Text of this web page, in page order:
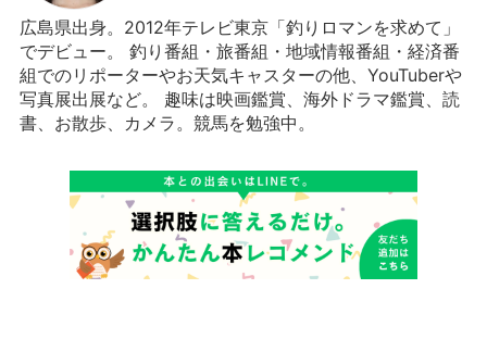
広島県出身。2012年テレビ東京「釣りロマンを求めて」
でデビュー。 釣り番組・旅番組・地域情報番組・経済番
組でのリポーターやお天気キャスターの他、YouTuberや
写真展出展など。 趣味は映画鑑賞、海外ドラマ鑑賞、読
書、お散歩、カメラ。競馬を勉強中。